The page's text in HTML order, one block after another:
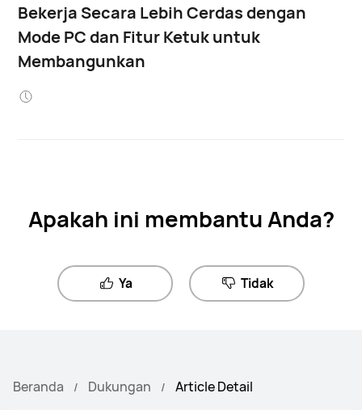
Bekerja Secara Lebih Cerdas dengan
Mode PC dan Fitur Ketuk untuk
Membangunkan
Apakah ini membantu Anda?
Ya Tidak
Beranda Dukungan Article Detail